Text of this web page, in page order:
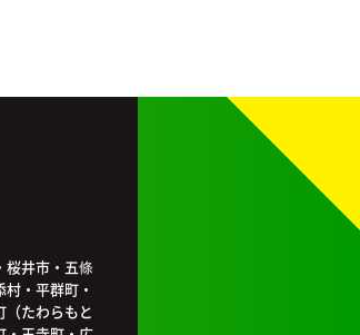
桜井市・五條
・平群町・
（たわらもと